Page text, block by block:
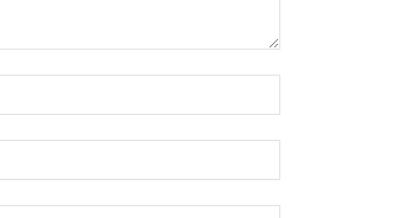
Posta:*